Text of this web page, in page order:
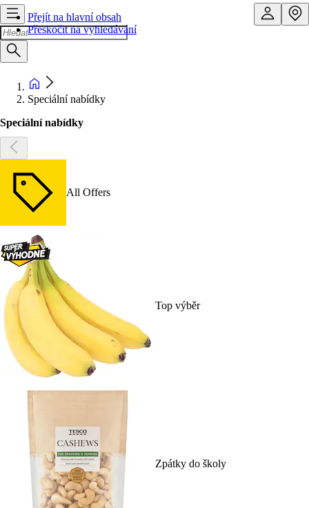
Přejít na hlavní obsah
Přeskočit na vyhledávání
Speciální nabídky
Speciální nabídky
All Offers
Top výběr
Zpátky do školy